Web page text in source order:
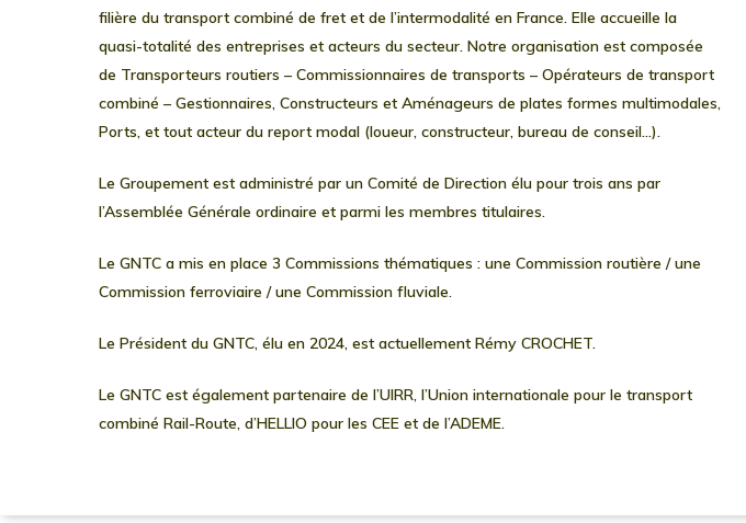
filière du transport combiné de fret et de l’intermodalité en France. Elle accueille la
quasi-totalité des entreprises et acteurs du secteur. Notre organisation est composée
de Transporteurs routiers – Commissionnaires de transports – Opérateurs de transport
combiné – Gestionnaires, Constructeurs et Aménageurs de plates formes multimodales,
Ports, et tout acteur du report modal (loueur, constructeur, bureau de conseil…).
Le Groupement est administré par un Comité de Direction élu pour trois ans par
l’Assemblée Générale ordinaire et parmi les membres titulaires.
Le GNTC a mis en place 3 Commissions thématiques : une Commission routière / une
Commission ferroviaire / une Commission fluviale.
Le Président du GNTC, élu en 2024, est actuellement Rémy CROCHET.
Le GNTC est également partenaire del’UIRR, l’Union internationale pour le transport
combiné Rail-Route, d’HELLIO pour les CEE et de l’ADEME.